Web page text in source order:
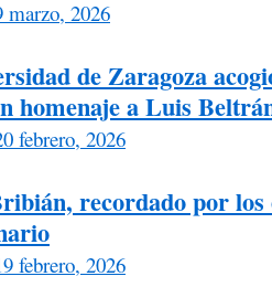
marzo, 2026
de Zaragoza
homenaje a Luis
febrero, 2026
recordado por los
febrero, 2026